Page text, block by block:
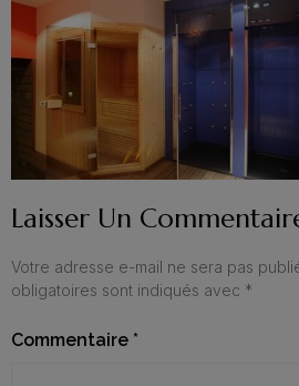
Laisser Un
Votre adresse e-mail ne sera pas
obligatoires sont indiqués avec *
Commentaire *